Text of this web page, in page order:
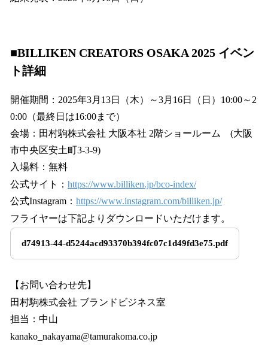
■BILLIKEN CREATORS OSAKA 2025 イベン
ト詳細
開催期間：2025年3月13日（木）～3月16日（日）10:00～2
0:00（最終日は16:00まで）
会場：田村駒株式会社 大阪本社 2階ショールーム (大阪
市中央区安土町3-3-9)
入場料：無料
公式サイト： https://www.billiken.jp/bco-index/
公式Instagram： https://www.instagram.com/billiken.jp/
フライヤーは下記よりダウンロードいただけます。
d74913-44-d5244acd93370b394fc07c1d49fd3e75.pdf
【お問い合わせ先】
田村駒株式会社 ブランドビジネス室
担当：中山
kanako_nakayama@tamurakoma.co.jp